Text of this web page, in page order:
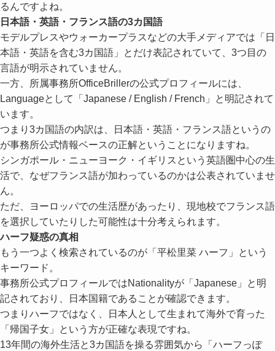
るんですよね。
日本語・英語・フランス語の3カ国語
モデルプレスやウォーカープラスなどの大手メディアでは「日
本語・英語を含む3カ国語」とだけ表記されていて、3つ目の
言語が明示されていません。
一方、所属事務所OfficeBrillerの公式プロフィールには、
Languageとして「Japanese / English / French」と明記されて
います。
つまり3カ国語の内訳は、日本語・英語・フランス語というの
が事務所公式情報ベースの正解ということになりますね。
シンガポール・ニューヨーク・イギリスという英語圏中心の生
活で、なぜフランス語が加わっているのかは公表されていませ
ん。
ただ、ヨーロッパでの生活歴があったり、現地校でフランス語
を選択していたりした可能性は十分考えられます。
ハーフ疑惑の真相
もう一つよく検索されているのが「平松里菜 ハーフ」という
キーワード。
事務所公式プロフィールではNationalityが「Japanese」と明
記されており、日本国籍であることが確認できます。
つまりハーフではなく、日本人として生まれて海外で育った
「帰国子女」という方が正確な表現ですね。
13年間の海外生活と3カ国語を操る雰囲気から「ハーフっぽ